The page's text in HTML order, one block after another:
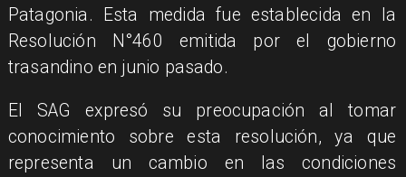
Patagonia. Esta medida fue establecida en la
Resolución N°460 emitida por el gobierno
trasandino en junio pasado.
El SAG expresó su preocupación al tomar
conocimiento sobre esta resolución, ya que
representa un cambio en las condiciones